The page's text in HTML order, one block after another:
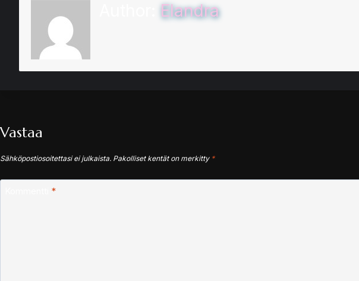
Elandra
Vastaa
Sähköpostiosoitettasi ei julkaista. Pakolliset kentät on merkitty *
*